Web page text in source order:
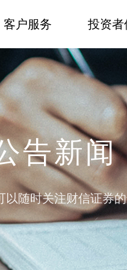
投资者
客户服务
告新闻
以随时关注财信证券